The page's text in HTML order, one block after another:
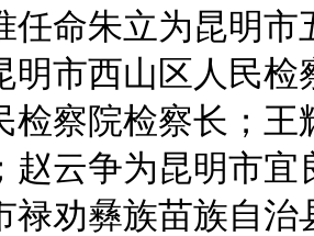
任命朱立为昆明
明市西山区人民
检察院检察长；
赵云争为昆明市
禄劝彝族苗族自